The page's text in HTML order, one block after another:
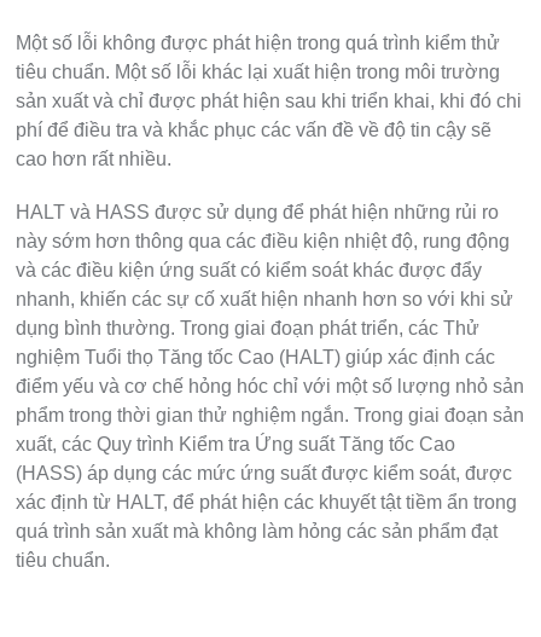
Một số lỗi không được phát hiện trong quá trình kiểm thử
tiêu chuẩn. Một số lỗi khác lại xuất hiện trong môi trường
sản xuất và chỉ được phát hiện sau khi triển khai, khi đó chi
phí để điều tra và khắc phục các vấn đề về độ tin cậy sẽ
cao hơn rất nhiều.
HALT và HASS được sử dụng để phát hiện những rủi ro
này sớm hơn thông qua các điều kiện nhiệt độ, rung động
và các điều kiện ứng suất có kiểm soát khác được đẩy
nhanh, khiến các sự cố xuất hiện nhanh hơn so với khi sử
dụng bình thường. Trong giai đoạn phát triển, các Thử
nghiệm Tuổi thọ Tăng tốc Cao (HALT) giúp xác định các
điểm yếu và cơ chế hỏng hóc chỉ với một số lượng nhỏ sản
phẩm trong thời gian thử nghiệm ngắn. Trong giai đoạn sản
xuất, các Quy trình Kiểm tra Ứng suất Tăng tốc Cao
(HASS) áp dụng các mức ứng suất được kiểm soát, được
xác định từ HALT, để phát hiện các khuyết tật tiềm ẩn trong
quá trình sản xuất mà không làm hỏng các sản phẩm đạt
tiêu chuẩn.